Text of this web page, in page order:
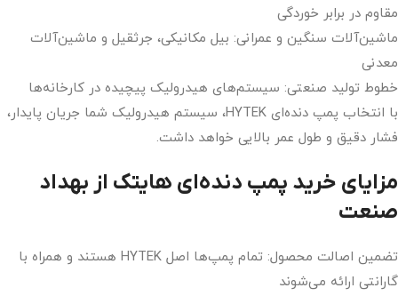
مقاوم در برابر خوردگی
ماشین‌آلات سنگین و عمرانی: بیل مکانیکی، جرثقیل و ماشین‌آلات
معدنی
خطوط تولید صنعتی: سیستم‌های هیدرولیک پیچیده در کارخانه‌ها
با انتخاب پمپ دنده‌ای HYTEK، سیستم هیدرولیک شما جریان پایدار،
فشار دقیق و طول عمر بالایی خواهد داشت.
مزایای خرید پمپ دنده‌ای هایتک از بهداد
صنعت
تضمین اصالت محصول: تمام پمپ‌ها اصل HYTEK هستند و همراه با
گارانتی ارائه می‌شوند